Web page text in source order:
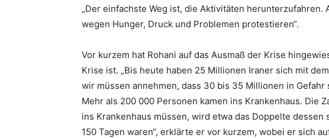
„Der einfachste Weg ist, die Aktivitäten herunterzufahren.
wegen Hunger, Druck und Problemen protestieren“.
Vor kurzem hat Rohani auf das Ausmaß der Krise
Krise ist. „Bis heute haben 25 Millionen Iraner sich mit
wir müssen annehmen, dass 30 bis 35 Millionen in
Mehr als 200 000 Personen kamen ins Krankenhaus. Die
ins Krankenhaus müssen, wird etwa das Doppelte
150 Tagen waren“, erklärte er vor kurzem, wobei er sich